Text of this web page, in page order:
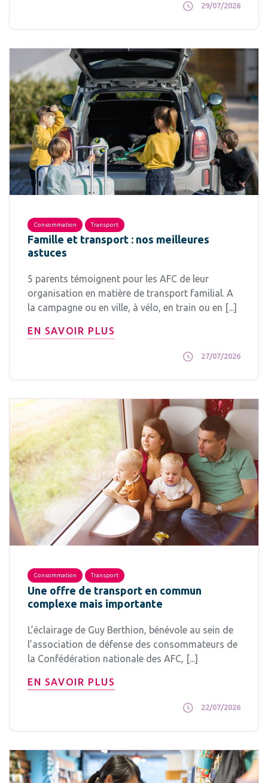
29/07/2026
Consommation Transport
Famille et transport : nos meilleures
astuces
5 parents témoignent pour les AFC de leur
organisation en matière de transport familial. A
la campagne ou en ville, à vélo, en train ou en [...]
EN SAVOIR PLUS
27/07/2026
Consommation Transport
Une offre de transport en commun
complexe mais importante
L’éclairage de Guy Berthion, bénévole au sein de
l’association de défense des consommateurs de
la Confédération nationale des AFC, [...]
EN SAVOIR PLUS
22/07/2026